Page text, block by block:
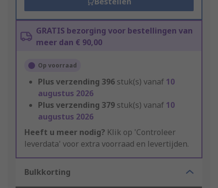
GRATIS bezorging voor bestellingen van
meer dan € 90,00
Op voorraad
Plus verzending 396 stuk(s) vanaf 10
augustus 2026
Plus verzending 379 stuk(s) vanaf 10
augustus 2026
Heeft u meer nodig? Klik op 'Controleer
leverdata' voor extra voorraad en levertijden.
Bulkkorting